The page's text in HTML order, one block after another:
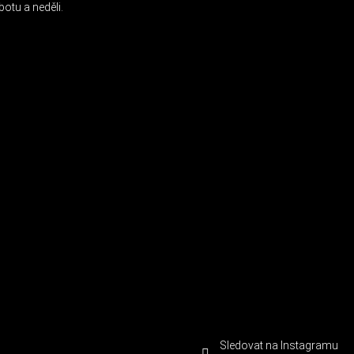
a neděli.
Sledovat na Instagramu